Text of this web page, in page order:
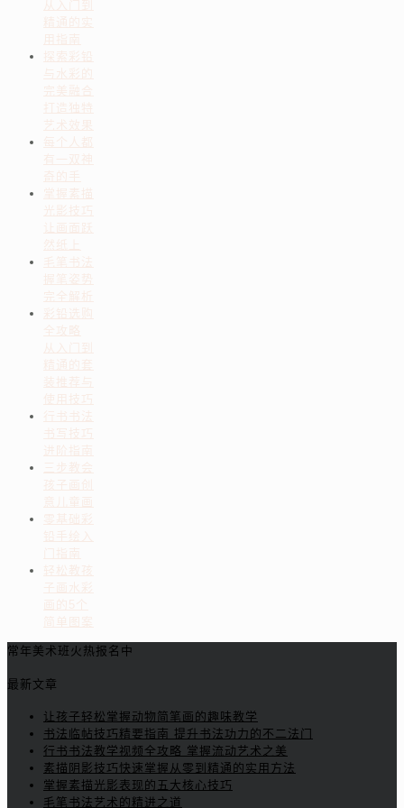
从入门到
精通的实
用指南
探索彩铅
与水彩的
完美融合
打造独特
艺术效果
每个人都
有一双神
奇的手
掌握素描
光影技巧
让画面跃
然纸上
毛笔书法
握笔姿势
完全解析
彩铅选购
全攻略
从入门到
精通的套
装推荐与
使用技巧
行书书法
书写技巧
进阶指南
三步教会
孩子画创
意儿童画
零基础彩
铅手绘入
门指南
轻松教孩
子画水彩
画的5个
简单图案
常年美术班火热报名中
最新文章
让孩子轻松掌握动物简笔画的趣味教学
书法临帖技巧精要指南 提升书法功力的不二法门
行书书法教学视频全攻略 掌握流动艺术之美
素描阴影技巧快速掌握从零到精通的实用方法
掌握素描光影表现的五大核心技巧
毛笔书法艺术的精进之道